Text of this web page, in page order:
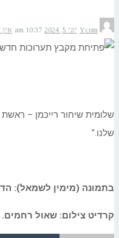
Ycom יוני 5, 2024 10:37 am אין
שלומית שיחור רייכמן –
שלנו."
בתמונה (מימין לשמאל):
קרדיט צילום: שאול רחמים.